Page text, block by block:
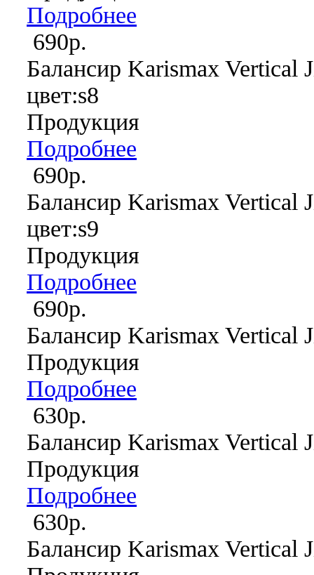
Подробнее
690р.
Балансир Karismax Vertical
цвет:s8
Продукция
Подробнее
690р.
Балансир Karismax Vertical
цвет:s9
Продукция
Подробнее
690р.
Балансир Karismax Vertical
Продукция
Подробнее
630р.
Балансир Karismax Vertical
Продукция
Подробнее
630р.
Балансир Karismax Vertical